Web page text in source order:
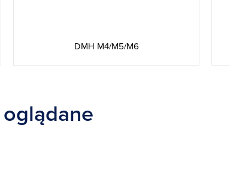
DMH M4/M5/M6
oglądane